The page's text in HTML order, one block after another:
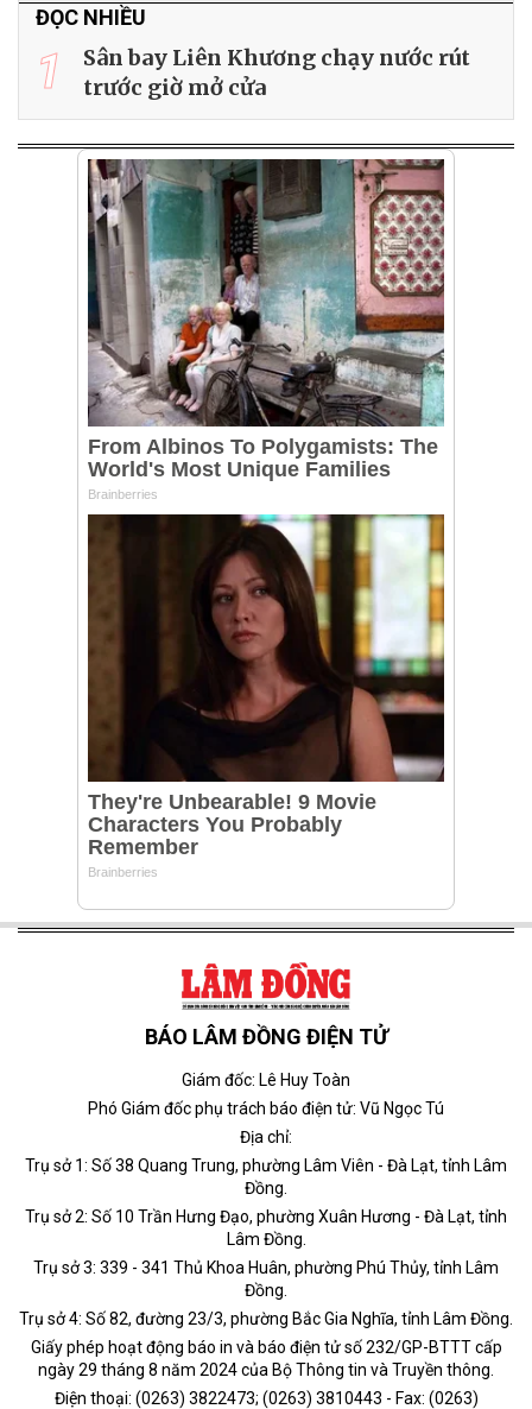
ĐỌC NHIỀU
1
Sân bay Liên Khương chạy nước rút
trước giờ mở cửa
BÁO LÂM ĐỒNG ĐIỆN TỬ
Giám đốc: Lê Huy Toàn
Phó Giám đốc phụ trách báo điện tử: Vũ Ngọc Tú
Địa chỉ:
Trụ sở 1: Số 38 Quang Trung, phường Lâm Viên - Đà Lạt, tỉnh Lâm
Đồng.
Trụ sở 2: Số 10 Trần Hưng Đạo, phường Xuân Hương - Đà Lạt, tỉnh
Lâm Đồng.
Trụ sở 3: 339 - 341 Thủ Khoa Huân, phường Phú Thủy, tỉnh Lâm
Đồng.
Trụ sở 4: Số 82, đường 23/3, phường Bắc Gia Nghĩa, tỉnh Lâm Đồng.
Giấy phép hoạt động báo in và báo điện tử số 232/GP-BTTT cấp
ngày 29 tháng 8 năm 2024 của Bộ Thông tin và Truyền thông.
Điện thoại: (0263) 3822473; (0263) 3810443 - Fax: (0263)